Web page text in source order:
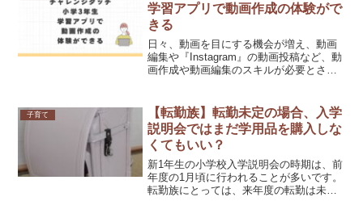
学習アプリで動画作成の体験がで
きる
日々、動画を目にする機会が増え、動画
編集や『Instagram』の動画投稿など、動
画作成や動画編集のスキルが必要とされ
講座】のチャレンジタッチを新1年生から
受講中です...
子育て
【転勤族】転勤未定の場合、入学
説明会ではまだ学用品を購入しな
くてもいい？
新1年生の小学校入学説明会の時期は、前
年度の1月頃に行われることが多いです。
転勤族にとっては、来年度の転勤は未定